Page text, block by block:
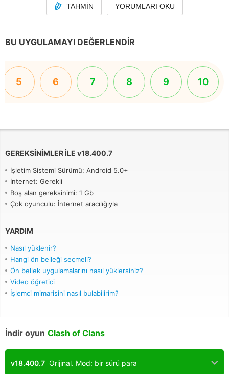
TAHMIN YORUMLARI OKU
BU UYGULAMAYI DEĞERLENDIR
5 6 7 8 9 10
GEREKSINIMLER ILE v18.400.7
İşletim Sistemi Sürümü: Android 5.0+
İnternet: Gerekli
Boş alan gereksinimi: 1 Gb
Çok oyunculu: İnternet aracılığıyla
YARDIM
Nasıl yüklenir?
Hangi ön belleği seçmeli?
Ön bellek uygulamalarını nasıl yüklersiniz?
Video öğretici
İşlemci mimarisini nasıl bulabilirim?
İndir oyun Clash of Clans
v18.400.7 Orijinal. Mod: bir sürü para